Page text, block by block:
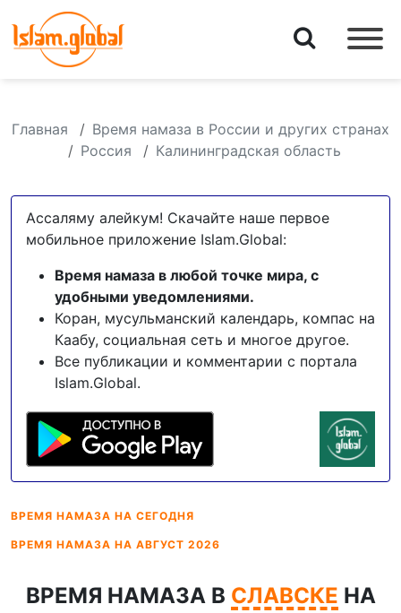
Главная
Время намаза в России и других странах
Россия
Калининградская область
Ассаляму алейкум! Скачайте наше первое
мобильное приложение Islam.Global:
Время намаза в любой точке мира, с
удобными уведомлениями.
Коран, мусульманский календарь, компас на
Каабу, социальная сеть и многое другое.
Все публикации и комментарии с портала
Islam.Global.
ВРЕМЯ НАМАЗА НА СЕГОДНЯ
ВРЕМЯ НАМАЗА НА АВГУСТ 2026
ВРЕМЯ НАМАЗА В СЛАВСКЕ НА